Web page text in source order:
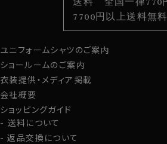
スタイルから選ぶ
カ
定番シャツ
財布・名刺入れ
バッ
スト
グローブ
ユニフォームシャツのご案内
ショールームのご案内
衣装提供・メディア掲載
会社概要
ショッピングガイド
送料について
返品交換について
7700円以上送料無料